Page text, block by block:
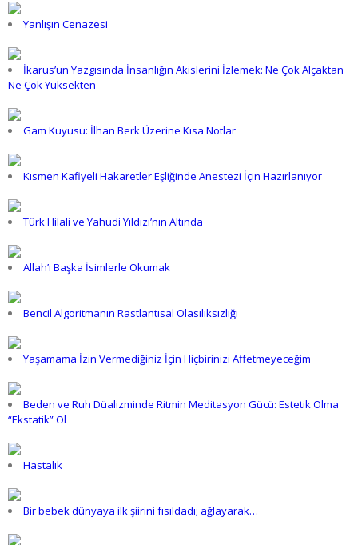
Yanlışın Cenazesi
İkarus’un Yazgısında İnsanlığın Akislerini İzlemek: Ne Çok Alçaktan
Ne Çok Yüksekten
Gam Kuyusu: İlhan Berk Üzerine Kısa Notlar
Kısmen Kafiyeli Hakaretler Eşliğinde Anestezi İçin Hazırlanıyor
Türk Hilali ve Yahudi Yıldızı’nın Altında
Allah’ı Başka İsimlerle Okumak
Bencil Algoritmanın Rastlantısal Olasılıksızlığı
Yaşamama İzin Vermediğiniz İçin Hiçbirinizi Affetmeyeceğim
Beden ve Ruh Düalizminde Ritmin Meditasyon Gücü: Estetik Olma
“Ekstatik” Ol
Hastalık
Bir bebek dünyaya ilk şiirini fısıldadı; ağlayarak…